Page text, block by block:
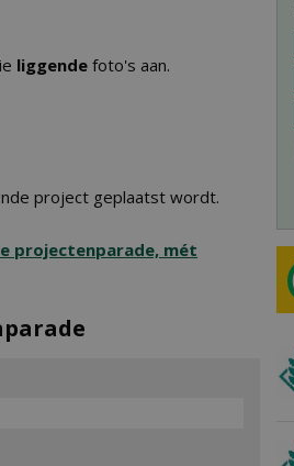
liggende foto's aan.
project geplaatst wordt.
projectenparade, mét